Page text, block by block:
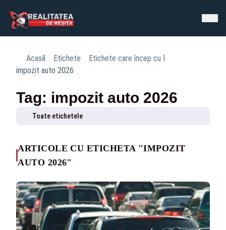
Acasă Etichete
Etichete care încep cu I
impozit auto 2026
Tag: impozit auto 2026
Toate etichetele
ARTICOLE CU ETICHETA "IMPOZIT
AUTO 2026"